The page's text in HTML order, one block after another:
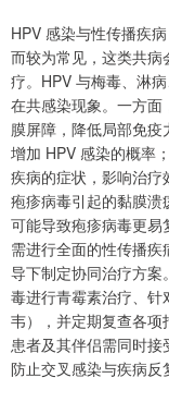
HPV 感染与性传播疾
而较为常见，这类共
疗。HPV 与梅毒、淋
在共感染现象。一方
膜屏障，降低局部免疫
增加 HPV 感染的概率
疾病的症状，影响治疗
疱疹病毒引起的黏膜溃
可能导致疱疹病毒更易
需进行全面的性传播
导下制定协同治疗方
毒进行青霉素治疗、
韦），并定期复查各项
患者及其伴侣需同时接
防止交叉感染与疾病反